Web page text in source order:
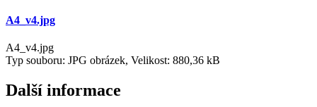
A4_v4.jpg
A4_v4.jpg
Typ souboru: JPG obrázek, Velikost: 880,36 kB
Další informace